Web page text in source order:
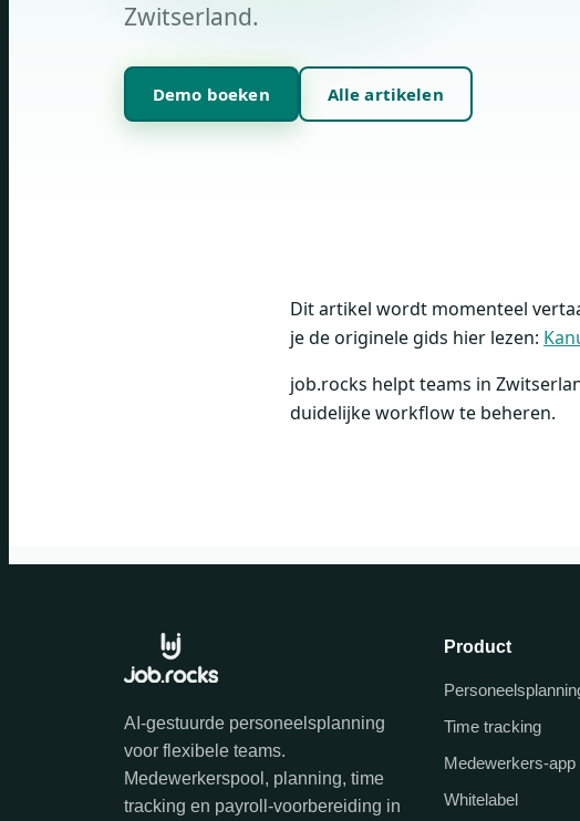
Zwitserland.
Demo boeken Alle artikelen
Dit artikel wordt momenteel
je de originele gids hier lezen:
job.rocks helpt teams in
duidelijke workflow te beheren.
AI-gestuurde personeelsplanning
voor flexibele teams.
Medewerkerspool, planning, time
tracking en payroll-voorbereiding in
Product
Time tracking
Medewerkers-app
Whitelabel